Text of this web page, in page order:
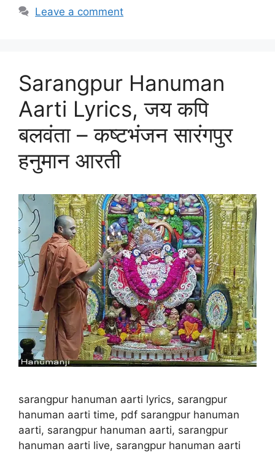
Leave a comment
Sarangpur Hanuman
Aarti Lyrics, जय कपि
बलवंता – कष्टभंजन सारंगपुर
हनुमान आरती
sarangpur hanuman aarti lyrics, sarangpur
hanuman aarti time, pdf sarangpur hanuman
aarti, sarangpur hanuman aarti, sarangpur
hanuman aarti live, sarangpur hanuman aarti